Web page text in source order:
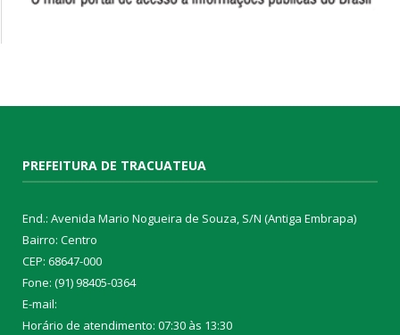
PREFEITURA DE TRACUATEUA
End.: Avenida Mario Nogueira de Souza, S/N (Antiga Embrapa)
Bairro: Centro
CEP: 68647-000
Fone: (91) 98405-0364
E-mail:
Horário de atendimento: 07:30 às 13:30